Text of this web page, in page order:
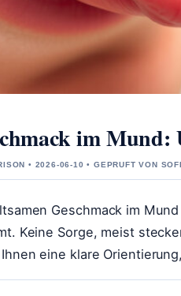
im
• 2026-06-10 • GEPRUFT VON
Geschmack im
Keine Sorge, meist
eine klare